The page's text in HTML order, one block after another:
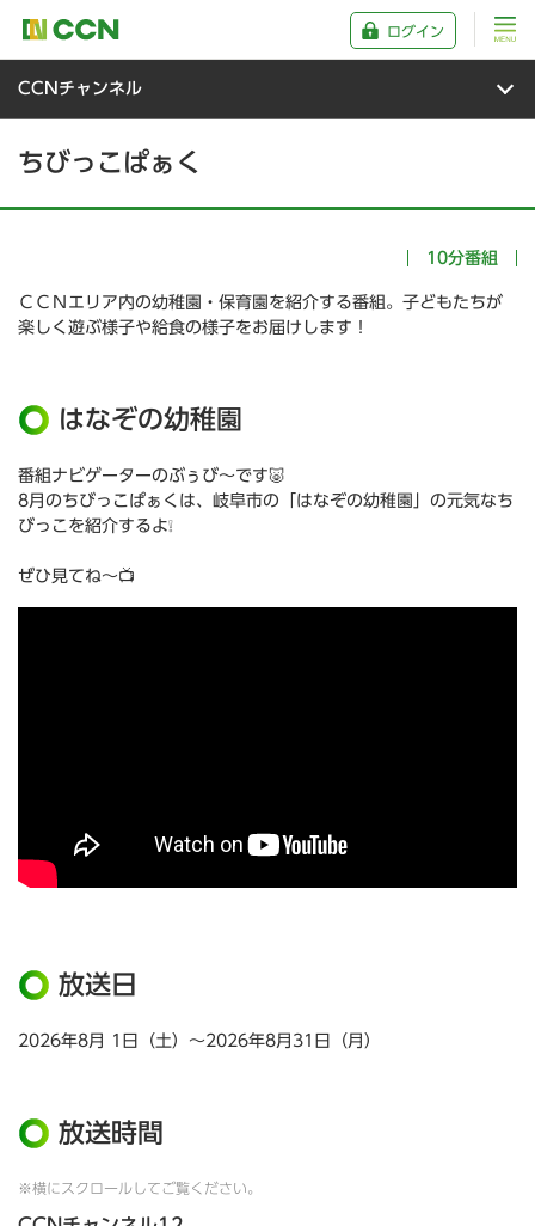
ログイン
CCNチャンネル
ちびっこぱぁく
10分番組
ＣＣＮエリア内の幼稚園・保育園を紹介する番組。子どもたちが
楽しく遊ぶ様子や給食の様子をお届けします！
はなぞの幼稚園
番組ナビゲーターのぶぅび～です🐷
8月のちびっこぱぁくは、岐阜市の「はなぞの幼稚園」の元気なち
びっこを紹介するよ❕
ぜひ見てね～📺
放送日
2026年8月 1日（土）～2026年8月31日（月）
放送時間
※横にスクロールしてご覧ください。